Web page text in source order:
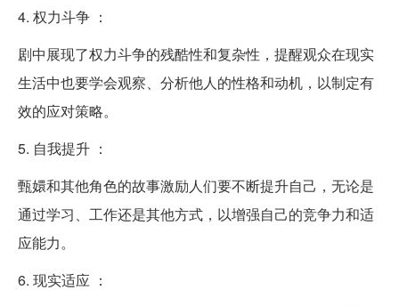
4. 权力斗争 ：
剧中展现了权力斗争的残酷性和复杂性，提醒观众在现实
生活中也要学会观察、分析他人的性格和动机，以制定有
效的应对策略。
5. 自我提升 ：
甄嬛和其他角色的故事激励人们要不断提升自己，无论是
通过学习、工作还是其他方式，以增强自己的竞争力和适
应能力。
6. 现实适应 ：